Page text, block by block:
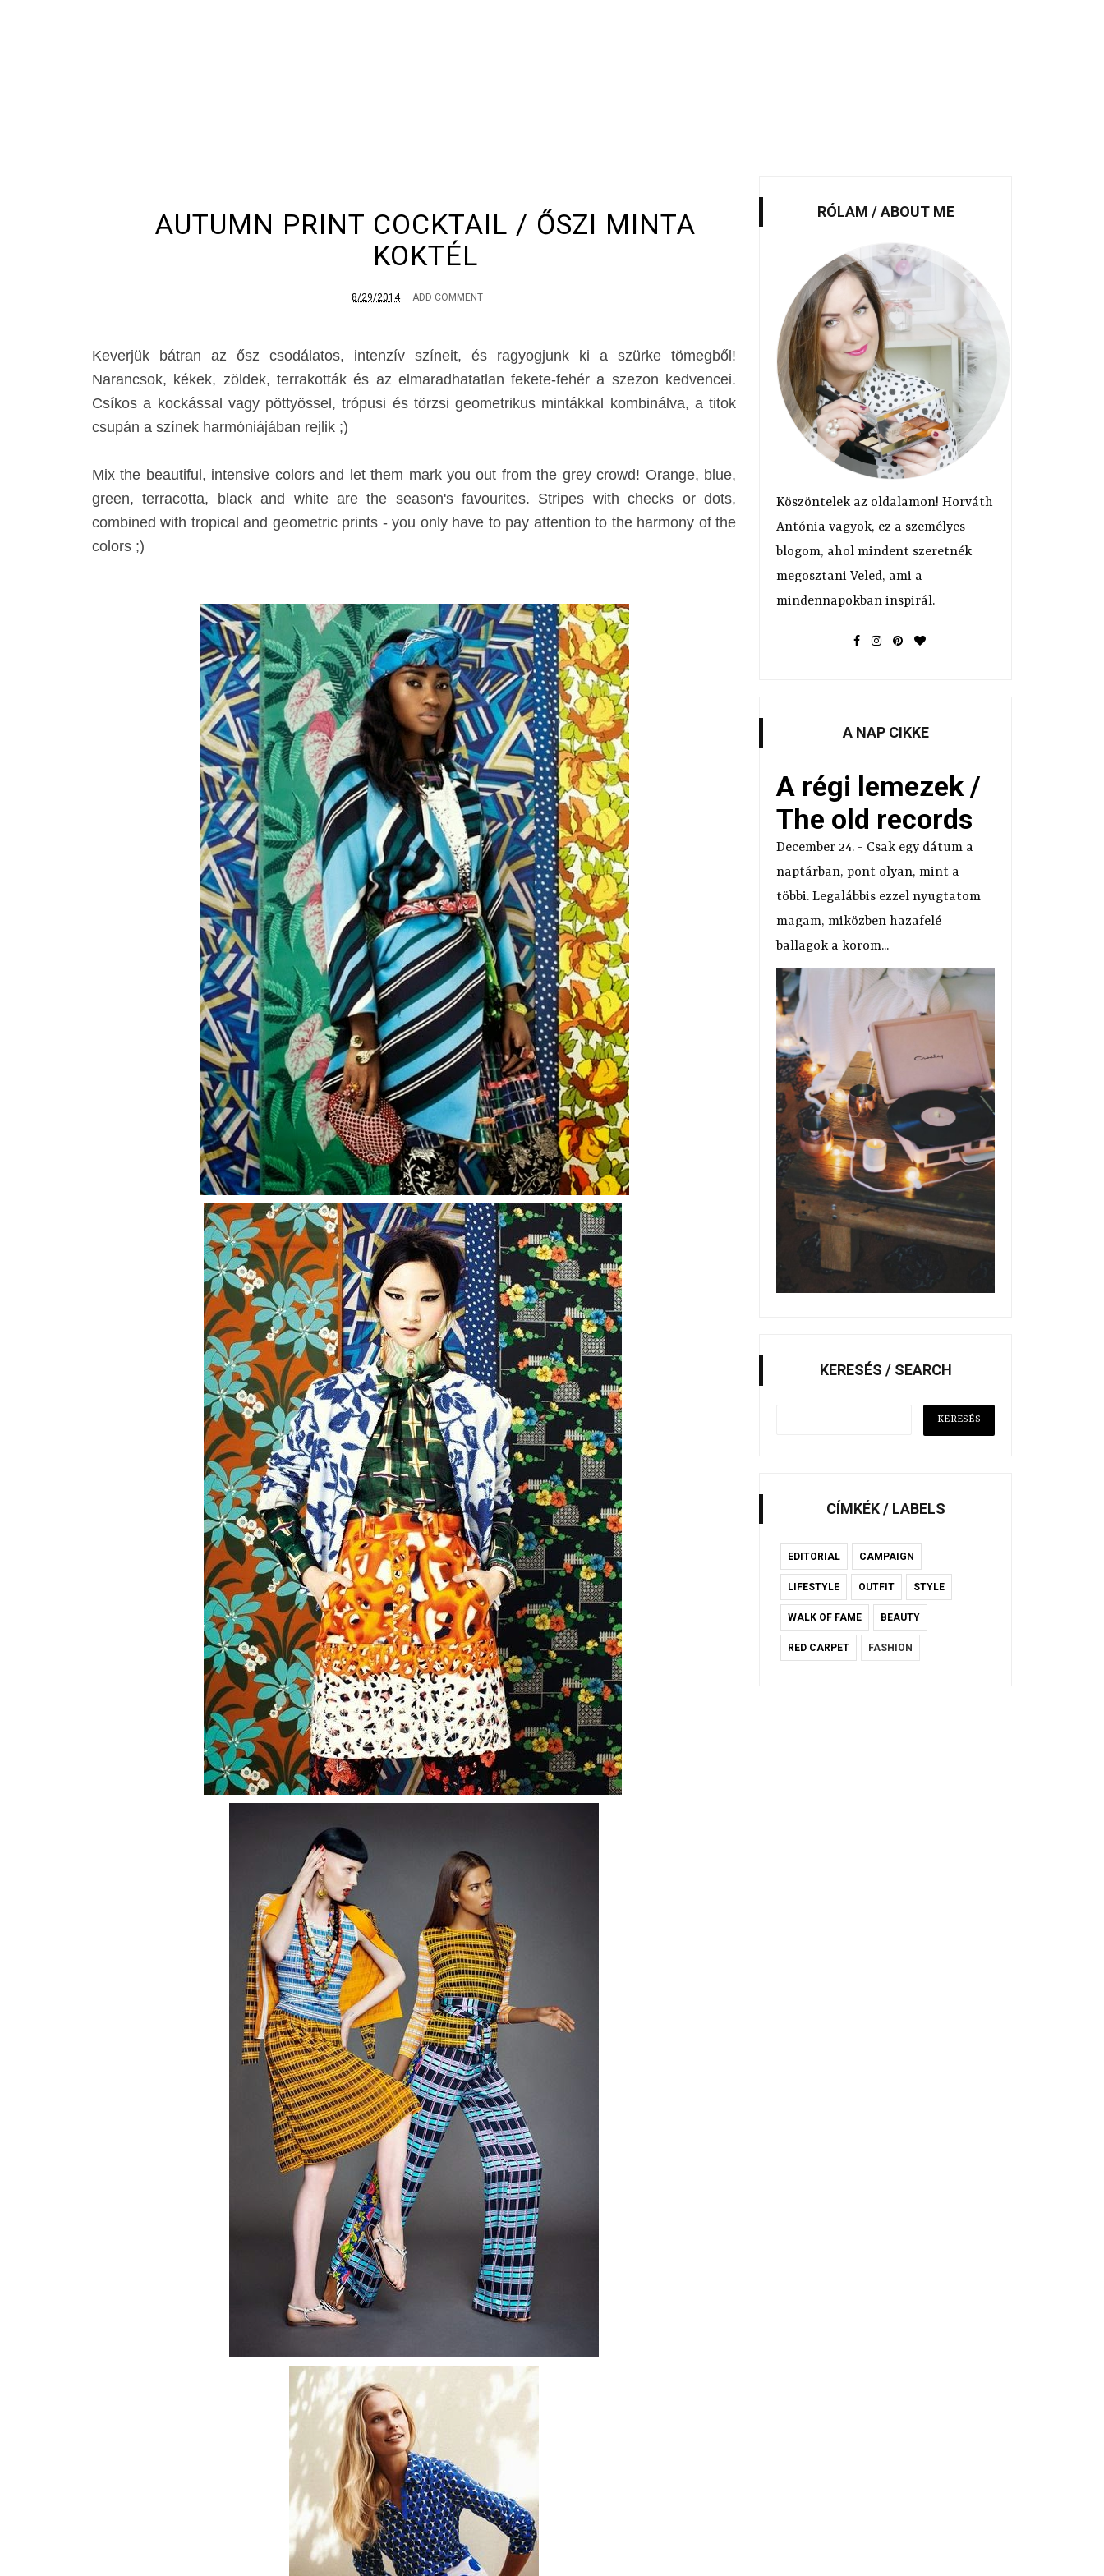
AUTUMN PRINT COCKTAIL / ŐSZI MINTA
KOKTÉL
8/29/2014 ADD COMMENT
Keverjük bátran az ősz csodálatos, intenzív színeit, és ragyogjunk ki a szürke tömegből!
Narancsok, kékek, zöldek, terrakották és az elmaradhatatlan fekete-fehér a szezon kedvencei.
Csíkos a kockással vagy pöttyössel, trópusi és törzsi geometrikus mintákkal kombinálva, a titok
csupán a színek harmóniájában rejlik ;)
Mix the beautiful, intensive colors and let them mark you out from the grey crowd! Orange, blue,
green, terracotta, black and white are the season's favourites. Stripes with checks or dots,
combined with tropical and geometric prints - you only have to pay attention to the harmony of the
colors ;)
RÓLAM / ABOUT ME
Köszöntelek az oldalamon! Horváth
Antónia vagyok, ez a személyes
blogom, ahol mindent szeretnék
megosztani Veled, ami a
mindennapokban inspirál.
A NAP CIKKE
A régi lemezek /
The old records
December 24. - Csak egy dátum a
naptárban, pont olyan, mint a
többi. Legalábbis ezzel nyugtatom
magam, miközben hazafelé
ballagok a korom...
KERESÉS / SEARCH
CÍMKÉK / LABELS
EDITORIAL CAMPAIGN
LIFESTYLE OUTFIT STYLE
WALK OF FAME BEAUTY
RED CARPET FASHION